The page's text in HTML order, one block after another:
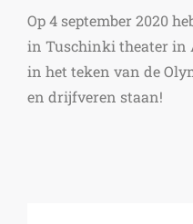
Op 4 september 2020
in Tuschinki theater in
in het teken van de
en drijfveren staan!